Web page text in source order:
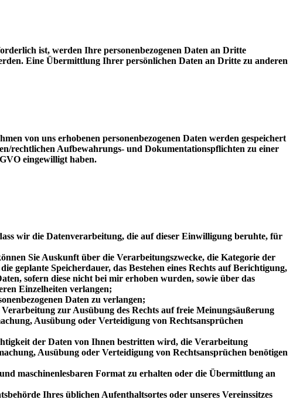
ist, werden Ihre personenbezogenen Daten an Dritte
Eine Übermittlung Ihrer persönlichen Daten an Dritte zu anderen
von uns erhobenen personenbezogenen Daten werden gespeichert
rechtlichen Aufbewahrungs- und Dokumentationspflichten zu einer
eingewilligt haben.
wir die Datenverarbeitung, die auf dieser Einwilligung beruhte, für
Sie Auskunft über die Verarbeitungszwecke, die Kategorie der
geplante Speicherdauer, das Bestehen eines Rechts auf Berichtigung,
sofern diese nicht bei mir erhoben wurden, sowie über das
Einzelheiten verlangen;
Daten zu verlangen;
zur Ausübung des Rechts auf freie Meinungsäußerung
Ausübung oder Verteidigung von Rechtsansprüchen
der Daten von Ihnen bestritten wird, die Verarbeitung
Ausübung oder Verteidigung von Rechtsansprüchen benötigen
maschinenlesbaren Format zu erhalten oder die Übermittlung an
Ihres üblichen Aufenthaltsortes oder unseres Vereinssitzes